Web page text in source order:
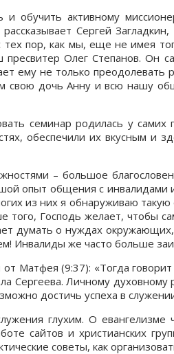
обучить активному
Сергей
пор, как мы, еще не имея
Олег Степанов. Он
ему не только
свою дочь Анну и всю нашу
семинар родилась у
обеспечили их вкусным
– большое
опыт общения с инвалидами
из них я обнаруживаю
Господь желает, чтобы
думать о нуждах
Инвалиды же часто больше
Матфея (9:37): «Тогда
Сергеева. Личному
достичь успеха в
глухим. О
сайтов и христианских
советы, как